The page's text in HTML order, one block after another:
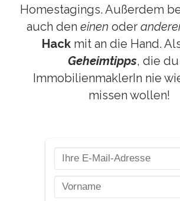
Homestagings. Außerdem
auch den einen oder
Hack mit an die Hand.
Geheimtipps, die du
ImmobilienmaklerIn nie
missen wollen!